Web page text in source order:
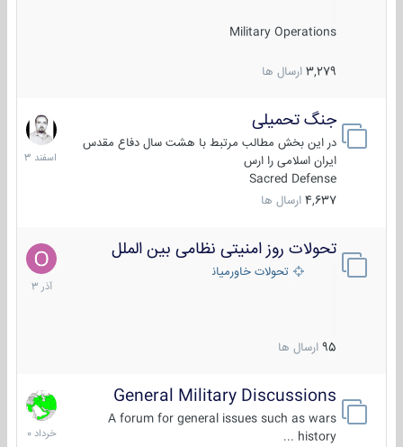
Military Operations
3,279 ارسال ها
جنگ تحمیلی
در این بخش مطالب مرتبط با هشت سال دفاع مقدس
ایران اسلامی را ارس
Sacred Defense
4,637 ارسال ها
20
اسفند
1403
تحولات روز امنیتی نظامی بین الملل
تحولات خاورمیانه
95 ارسال ها
21
آذر
1403
General Military Discussions
A forum for general issues such as wars
history ...
10
خرداد
1400